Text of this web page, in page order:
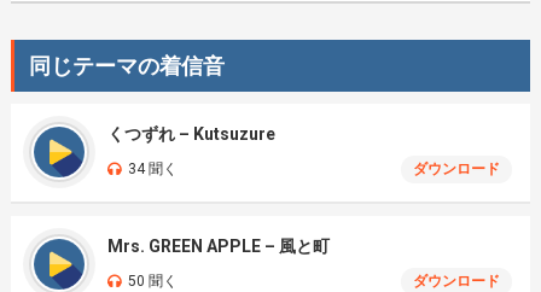
同じテーマの着信音
くつずれ – Kutsuzure
34 聞く ダウンロード
Mrs. GREEN APPLE – 風と町
50 聞く ダウンロード